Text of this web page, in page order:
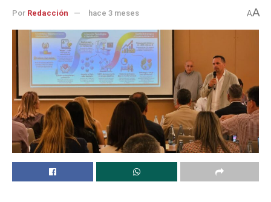
Por Redacción hace 3 meses AA